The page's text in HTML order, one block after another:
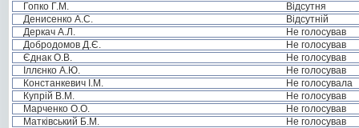
Гопко Г.М.
Відсутня
Денисенко А.С.
Відсутній
Деркач А.Л.
Не голосував
Добродомов Д.Є.
Не голосував
Єднак О.В.
Не голосував
Іллєнко А.Ю.
Не голосував
Констанкевич І.М.
Не голосувала
Купрій В.М.
Не голосував
Марченко О.О.
Не голосував
Матківський Б.М.
Не голосував